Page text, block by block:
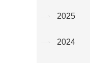
2025
2024